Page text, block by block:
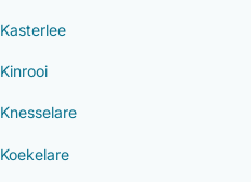
Kasterlee
Kinrooi
Knesselare
Koekelare